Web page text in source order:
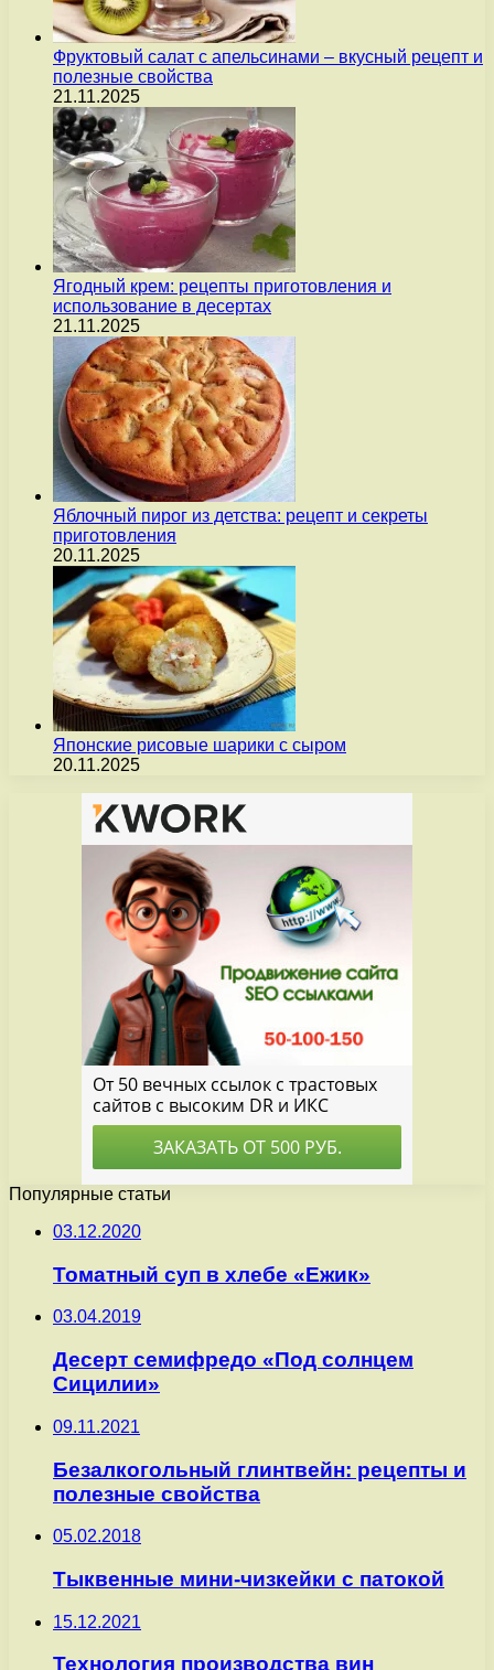
Фруктовый салат с апельсинами – вкусный рецепт и
полезные свойства
21.11.2025
Ягодный крем: рецепты приготовления и
использование в десертах
21.11.2025
Яблочный пирог из детства: рецепт и секреты
приготовления
20.11.2025
Японские рисовые шарики с сыром
20.11.2025
Популярные статьи
03.12.2020
Томатный суп в хлебе «Ежик»
03.04.2019
Десерт семифредо «Под солнцем
Сицилии»
09.11.2021
Безалкогольный глинтвейн: рецепты и
полезные свойства
05.02.2018
Тыквенные мини-чизкейки с патокой
15.12.2021
Технология производства вин